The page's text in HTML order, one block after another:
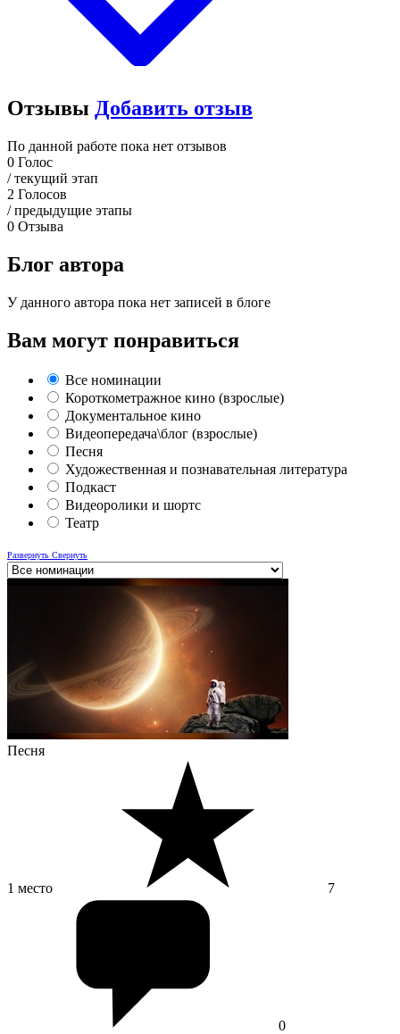
Отзывы Добавить отзыв
По данной работе пока нет отзывов
0 Голос
/ текущий этап
2 Голосов
/ предыдущие этапы
0 Отзыва
Блог автора
У данного автора пока нет записей в блоге
Вам могут понравиться
Все номинации
Короткометражное кино (взрослые)
Документальное кино
Видеопередача\блог (взрослые)
Песня
Художественная и познавательная литература
Подкаст
Видеоролики и шортс
Театр
Развернуть Свернуть
Песня
1 место 7
0